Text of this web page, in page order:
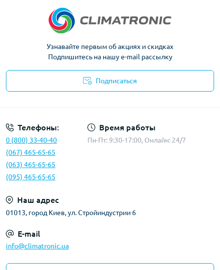
Узнавайте первым об акциях и скидках
Подпишитесь на нашу e-mail рассылку
Подписаться
Телефоны:
0 (800) 33-40-40
(067) 465-65-65
(063) 465-65-65
(095) 465-65-65
Время работы
Пн-Пт: 9:30-17:00, Онлайн: 24/7
Наш адрес
01013, город Киев, ул. Стройиндустрии 6
E-mail
info@climatronic.ua